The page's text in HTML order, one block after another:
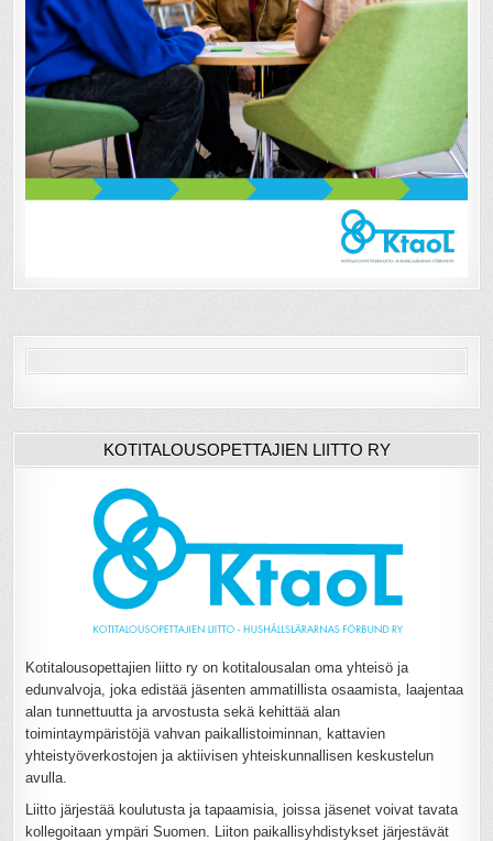
KOTITALOUSOPETTAJIEN LIITTO RY
Kotitalousopettajien liitto ry on kotitalousalan oma yhteisö ja
edunvalvoja, joka edistää jäsenten ammatillista osaamista, laajentaa
alan tunnettuutta ja arvostusta sekä kehittää alan
toimintaympäristöjä vahvan paikallistoiminnan, kattavien
yhteistyöverkostojen ja aktiivisen yhteiskunnallisen keskustelun
avulla.
Liitto järjestää koulutusta ja tapaamisia, joissa jäsenet voivat tavata
kollegoitaan ympäri Suomen. Liiton paikallisyhdistykset järjestävät